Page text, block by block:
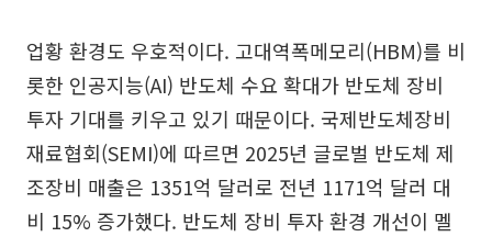
업황 환경도 우호적이다. 고대역폭메모리(HBM)를 비
롯한 인공지능(AI) 반도체 수요 확대가 반도체 장비
투자 기대를 키우고 있기 때문이다. 국제반도체장비
재료협회(SEMI)에 따르면 2025년 글로벌 반도체 제
조장비 매출은 1351억 달러로 전년 1171억 달러 대
비 15% 증가했다. 반도체 장비 투자 환경 개선이 멜